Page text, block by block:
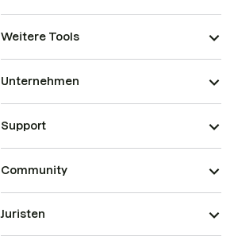
Weitere Tools
Unternehmen
Support
Community
Juristen